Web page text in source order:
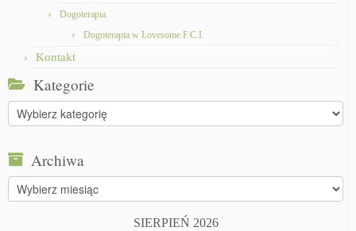
Dogoterapia
Dogoterapia w Lovesome F.C.I.
Kontakt
Kategorie
Kategorie
Archiwa
Archiwa
SIERPIEŃ 2026